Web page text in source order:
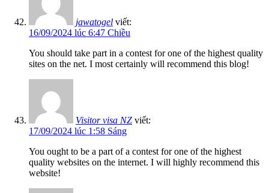
jawatogel viết:
16/09/2024 lúc 6:47 Chiều
You should take part in a contest for one of the highest quality
sites on the net. I most certainly will recommend this blog!
Visitor visa NZ viết:
17/09/2024 lúc 1:58 Sáng
You ought to be a part of a contest for one of the highest
quality websites on the internet. I will highly recommend this
website!